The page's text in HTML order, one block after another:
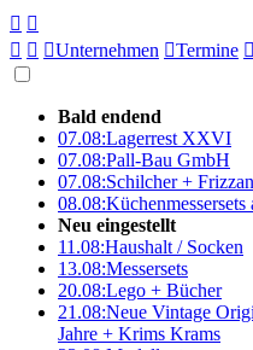
 
  Unternehmen Termine 
Bald endend
07.08:Lagerrest XXVI
07.08:Pall-Bau GmbH
07.08:Schilcher +
08.08:Küchenmessersets
Neu eingestellt
11.08:Haushalt / Socken
13.08:Messersets
20.08:Lego + Bücher
21.08:Neue Vintage
Jahre + Krims Krams